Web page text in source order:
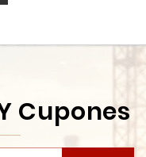
Cupones